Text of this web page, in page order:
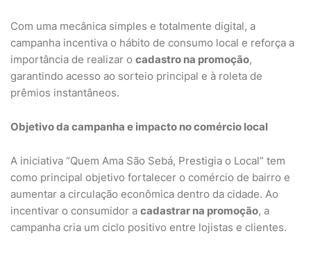
Com uma mecânica simples e totalmente digital, a
campanha incentiva o hábito de consumo local e reforça a
importância de realizar o cadastro na promoção,
garantindo acesso ao sorteio principal e à roleta de
prêmios instantâneos.
Objetivo da campanha e impacto no comércio local
A iniciativa “Quem Ama São Sebá, Prestigia o Local” tem
como principal objetivo fortalecer o comércio de bairro e
aumentar a circulação econômica dentro da cidade. Ao
incentivar o consumidor a cadastrar na promoção, a
campanha cria um ciclo positivo entre lojistas e clientes.